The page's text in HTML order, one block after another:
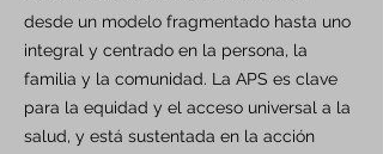
desde un modelo fragmentado hasta uno
integral y centrado en la persona, la
familia y la comunidad. La APS es clave
para la equidad y el acceso universal a la
salud, y está sustentada en la acción